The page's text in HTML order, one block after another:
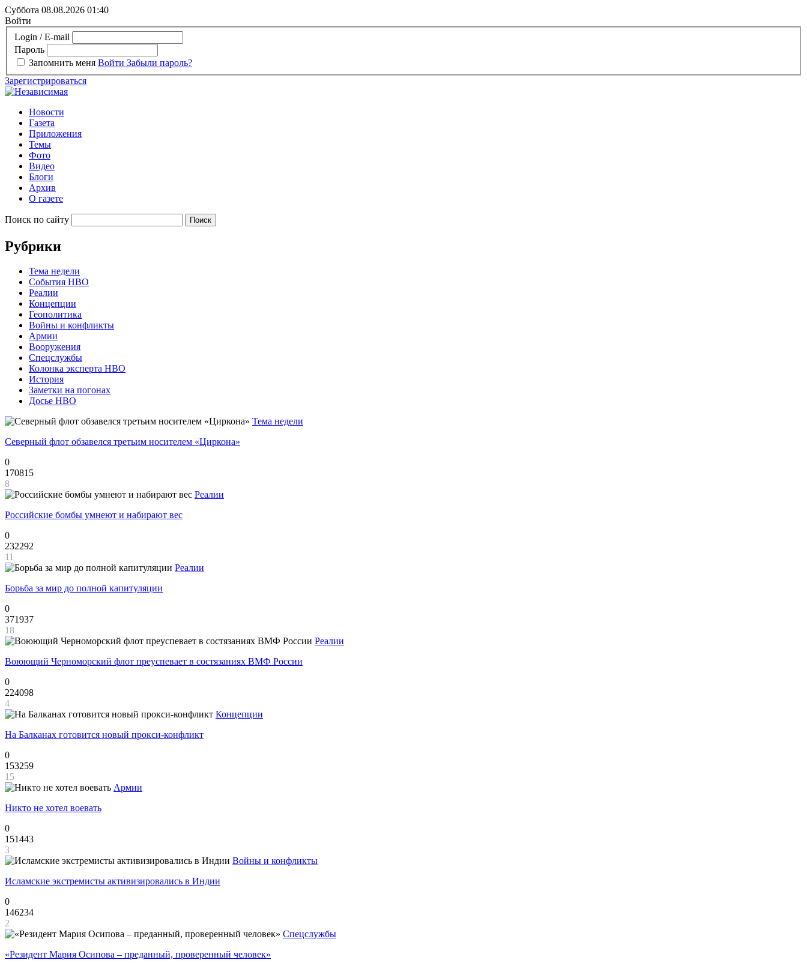
Суббота 08.08.2026 01:40
Войти
Login / E-mail
Пароль
Запомнить меня Войти Забыли пароль?
Зарегистрироваться
Новости
Газета
Приложения
Темы
Фото
Видео
Блоги
Архив
О газете
Поиск по сайту
Рубрики
Тема недели
События НВО
Реалии
Концепции
Геополитика
Войны и конфликты
Армии
Вооружения
Спецслужбы
Колонка эксперта НВО
История
Заметки на погонах
Досье НВО
Тема недели
Северный флот обзавелся третьим носителем «Циркона»
0
170815
8
Реалии
Российские бомбы умнеют и набирают вес
0
232292
11
Реалии
Борьба за мир до полной капитуляции
0
371937
18
Реалии
Воюющий Черноморский флот преуспевает в состязаниях ВМФ России
0
224098
4
Концепции
На Балканах готовится новый прокси-конфликт
0
153259
15
Армии
Никто не хотел воевать
0
151443
3
Войны и конфликты
Исламские экстремисты активизировались в Индии
0
146234
2
Спецслужбы
«Резидент Мария Осипова – преданный, проверенный человек»